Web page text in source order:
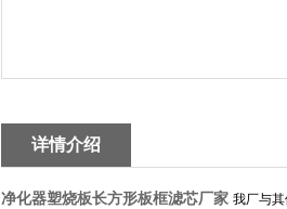
详情介绍
净化器塑烧板长方形板框滤芯厂家 我厂与